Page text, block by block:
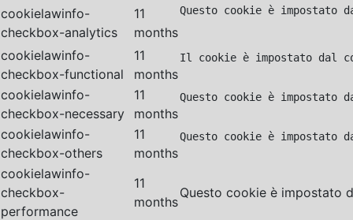
cookielawinfo-
checkbox-analytics
11
months
Questo cookie è
cookielawinfo-
checkbox-functional
11
months
Il cookie è impostato dal
cookielawinfo-
checkbox-necessary
11
months
Questo cookie è impostato
cookielawinfo-
checkbox-others
11
months
Questo cookie è
cookielawinfo-
checkbox-
performance
11
months
Questo cookie è impostato